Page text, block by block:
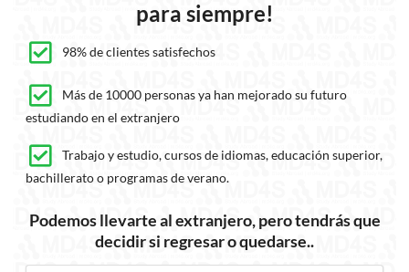
para siempre!
98% de clientes satisfechos
Más de 10000 personas ya han mejorado su futuro
estudiando en el extranjero
Trabajo y estudio, cursos de idiomas, educación superior,
bachillerato o programas de verano.
Podemos llevarte al extranjero, pero tendrás que
decidir si regresar o quedarse..